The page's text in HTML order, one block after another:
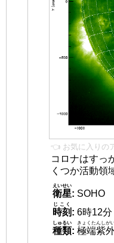
👈 お気に入りの
コロナはすっ
くつか活動領
衛星
えいせい
: SOHO
時刻
じこく
: 6時12分
種類
しゅるい
: 極端紫
きょくたんしが